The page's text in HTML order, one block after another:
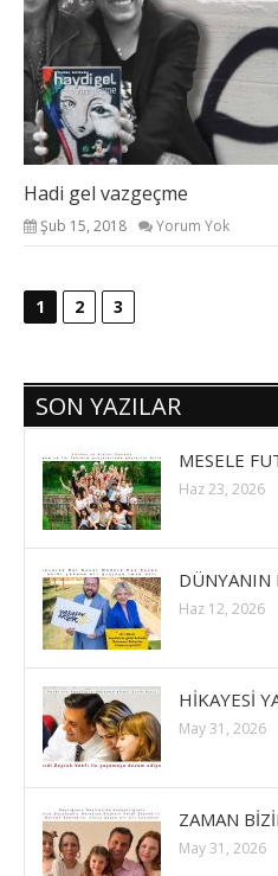
Hadi gel vazgeçme
Şub 15, 2018 Yorum Yok
1 2 3
SON YAZILAR
MESELE
Haz 23, 2026
DÜNYANIN
Haz 12, 2026
HİKAYESİ
May 31, 2026
ZAMAN
May 31, 2026